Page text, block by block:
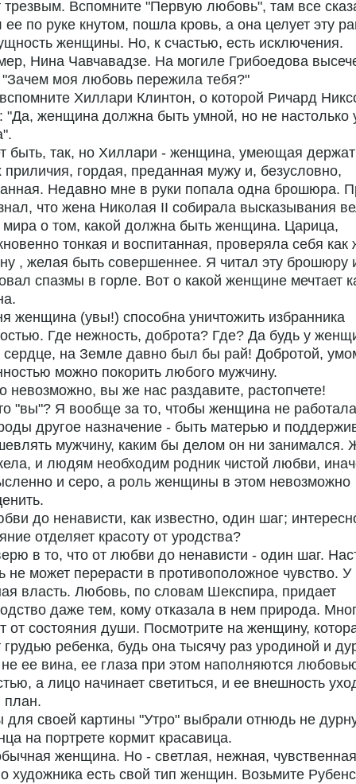
трезвым. Вспомните "Первую любовь", там все
ее по руке кнутом, пошла кровь, а она целует эту
женщины. Но, к счастью, есть исключения.
Нина Чавчавадзе. На могиле Грибоедова
моя любовь пережила тебя?"
Хиллари Клинтон, о которой Ричард
"Да, женщина должна быть умной, но не настолько
быть, так, но Хиллари - женщина, умеющая
приличия, гордая, преданная мужу и, безусловно,
Недавно мне в руки попала одна брошюра.
что жена Николая II собирала высказывания
о том, какой должна быть женщина. Царица,
тонкая и воспитанная, проверяла себя как
, желая быть совершеннее. Я читал эту брошюру
спазмы в горле. Вот о какой женщине мечтает
женщина (увы!) способна уничтожить избранника
Где нежность, доброта? Где? Да будь у
сердце, на Земле давно был бы рай! Добротой,
можно покорить любого мужчину.
невозможно, вы же нас раздавите, растопчете!
"вы"? Я вообще за то, чтобы женщина не
другое назначение - быть матерью и
мужчину, каким бы делом он ни занимался.
и людям необходим родник чистой любви,
и серо, а роль женщины в этом невозможно
до ненависти, как известно, один шаг;
отделяет красоту от уродства?
в то, что от любви до ненависти - один шаг.
не может перерасти в противоположное чувство. У
власть. Любовь, по словам Шекспира, придает
даже тем, кому отказала в нем природа.
от состояния души. Посмотрите на женщину,
грудью ребенка, будь она тысячу раз уродиной и
ее вина, ее глаза при этом наполняются
а лицо начинает светиться, и ее внешность
план.
для своей картины "Утро" выбрали отнюдь не
на портрете кормит красавица.
женщина. Но - светлая, нежная,
художника есть свой тип женщин. Возьмите